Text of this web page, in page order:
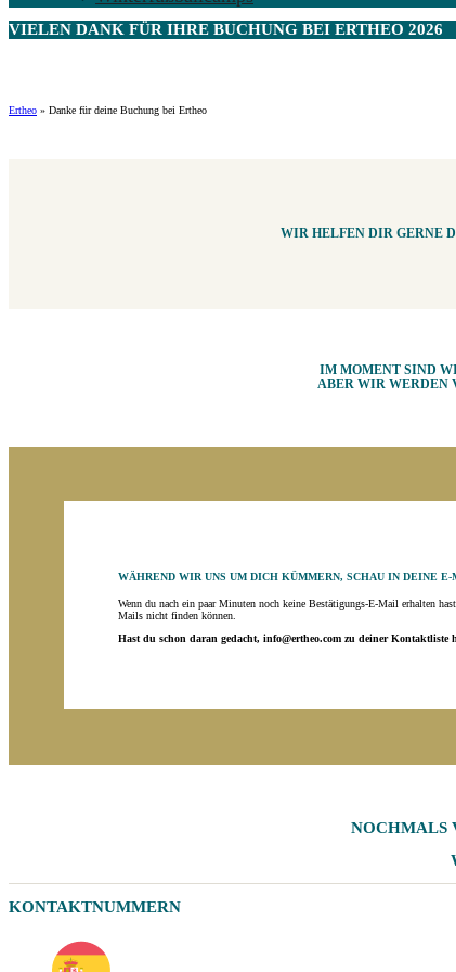
VIELEN DANK FÜR IHRE BUCHUNG BEI ERTHEO 2026
Ertheo » Danke für deine Buchung bei Ertheo
WIR HELFEN DIR GERNE
IM MOMENT SIND
ABER WIR WERDEN
WÄHREND WIR UNS UM DICH KÜMMERN, SCHAU IN DEINE
Wenn du nach ein paar Minuten noch keine Bestätigungs-E-Mail erhalten
Mails nicht finden können.
Hast du schon daran gedacht, info@ertheo.com zu deiner Kontaktliste
NOCHMALS
KONTAKTNUMMERN